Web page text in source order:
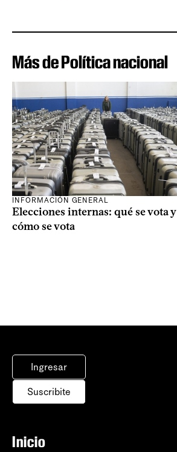
Más de Política nacional
INFORMACIÓN GENERAL
Elecciones internas: qué se vota y
cómo se vota
Ingresar
Suscribite
Inicio